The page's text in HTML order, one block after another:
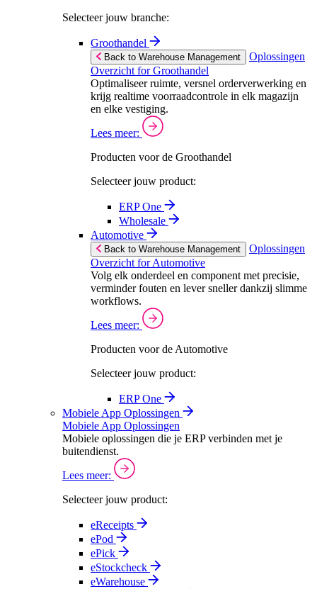
Selecteer jouw branche:
Groothandel
Back to Warehouse Management
Oplossingen
Overzicht for Groothandel
Optimaliseer ruimte, versnel orderverwerking en
krijg realtime voorraadcontrole in elk magazijn
en elke vestiging.
Lees meer:
Producten voor de Groothandel
Selecteer jouw product:
ERP One
Wholesale
Automotive
Back to Warehouse Management
Oplossingen
Overzicht for Automotive
Volg elk onderdeel en component met precisie,
verminder fouten en lever sneller dankzij slimme
workflows.
Lees meer:
Producten voor de Automotive
Selecteer jouw product:
ERP One
Mobiele App Oplossingen
Mobiele App Oplossingen
Mobiele oplossingen die je ERP verbinden met je
buitendienst.
Lees meer:
Selecteer jouw product:
eReceipts
ePod
ePick
eStockcheck
eWarehouse